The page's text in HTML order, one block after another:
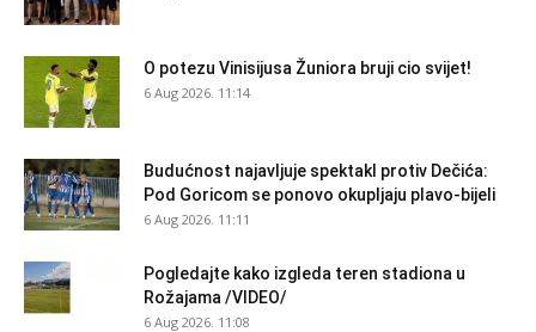
O potezu Vinisijusa Žuniora bruji cio svijet!
6 Aug 2026. 11:14
Budućnost najavljuje spektakl protiv Dečića:
Pod Goricom se ponovo okupljaju plavo-bijeli
6 Aug 2026. 11:11
Pogledajte kako izgleda teren stadiona u
Rožajama /VIDEO/
6 Aug 2026. 11:08